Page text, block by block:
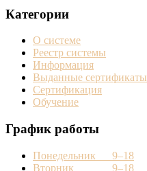
Категории
О системе
Реестр системы
Информация
Выданные сертификаты
Сертификация
Обучение
График работы
Понедельник 9–18
Вторник 9–18